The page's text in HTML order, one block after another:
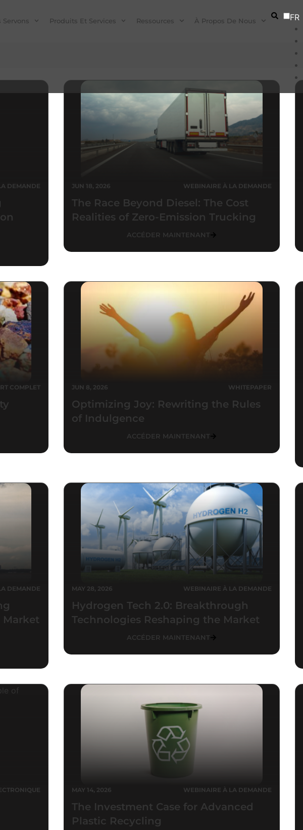
Servons Produits Et Services Ressources À Propos De Nous
FR
DEMANDE JUN 18, 2026 WEBINAIRE À LA DEMANDE
The Race Beyond Diesel: The Cost
Realities of Zero-Emission Trucking
ACCÉDER MAINTENANT
COMPLET JUN 8, 2026 WHITEPAPER
Optimizing Joy: Rewriting the Rules
of Indulgence
ACCÉDER MAINTENANT
DEMANDE
Market
MAY 28, 2026 WEBINAIRE À LA DEMANDE
Hydrogen Tech 2.0: Breakthrough
Technologies Reshaping the Market
ACCÉDER MAINTENANT
MAY 14, 2026 WEBINAIRE À LA DEMANDE
The Investment Case for Advanced
Plastic Recycling